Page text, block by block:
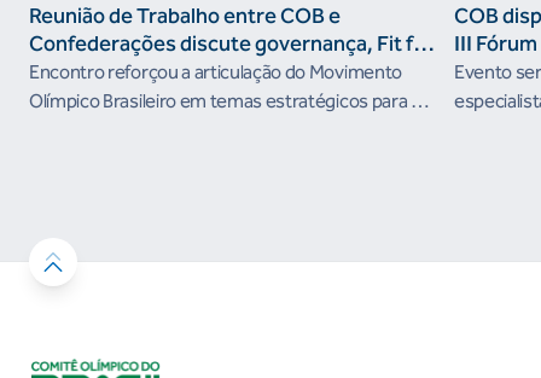
Reunião de Trabalho entre COB e
Confederações discute governança, Fit for
the Future e presença do Brasil em
organismos internacionais
Encontro reforçou a articulação do Movimento
Olímpico Brasileiro em temas estratégicos para os
COB
III
Evento